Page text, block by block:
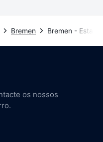
Bremen Bremen -
os nossos